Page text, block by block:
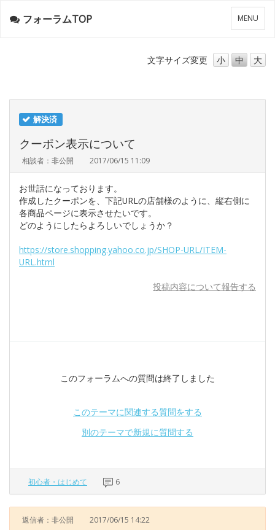
メ
ニ
ー
MENU
フォーラムTOP
文字サイズ変更 小 中 大
解決済
クーポン表示について
相談者：非公開 2017/06/15 11:09
お世話になっております。
作成したクーポンを、下記URLの店舗様のように、縦右側に
各商品ページに表示させたいです。
どのようにしたらよろしいでしょうか？
https://store.shopping.yahoo.co.jp/SHOP-URL/ITEM-
URL.html
投稿内容について報告する
このフォーラムへの質問は終了しました
このテーマに関連する質問をする
別のテーマで新規に質問する
初心者・はじめて 6
返信者：非公開 2017/06/15 14:22